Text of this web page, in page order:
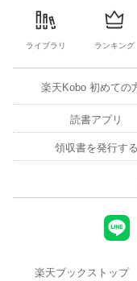
ライブラリ ランキング
楽天Kobo 初めての
読書アプリ
領収書を発行する
楽天ブックストップ